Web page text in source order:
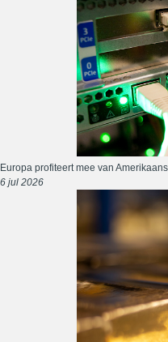
Europa profiteert mee van
6 jul 2026